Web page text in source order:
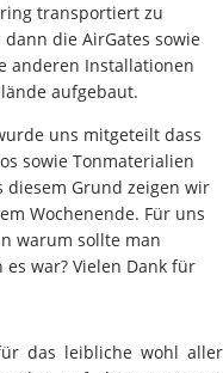
transportiert zu
die AirGates sowie
anderen Installationen
aufgebaut.
uns mitgeteilt dass
sowie Tonmaterialien
diesem Grund zeigen wir
Wochenende. Für uns
warum sollte man
war? Vielen Dank für
das leibliche wohl aller